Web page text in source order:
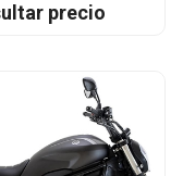
precio